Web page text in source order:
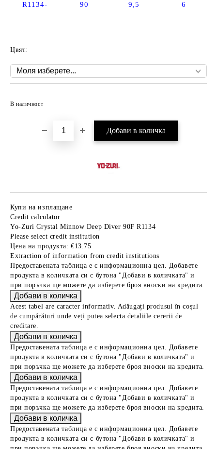
R1134-
90 9,5 6
Цвят:
В наличност
Купи на изплащане
Credit calculator
Yo-Zuri Crystal Minnow Deep Diver 90F R1134
Please select credit institution
Цена на продукта: €13.75
Extraction of information from credit institutions
Предоставената таблица е с информационна цел. Добавете
продукта в количката си с бутона "Добави в количката" и
при поръчка ще можете да изберете броя вноски на кредита.
Acest tabel are caracter informativ. Adăugați produsul în coșul
de cumpărături unde veți putea selecta detaliile cererii de
creditare.
Предоставената таблица е с информационна цел. Добавете
продукта в количката си с бутона "Добави в количката" и
при поръчка ще можете да изберете броя вноски на кредита.
Предоставената таблица е с информационна цел. Добавете
продукта в количката си с бутона "Добави в количката" и
при поръчка ще можете да изберете броя вноски на кредита.
Предоставената таблица е с информационна цел. Добавете
продукта в количката си с бутона "Добави в количката" и